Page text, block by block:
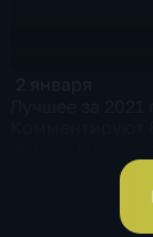
Владимир